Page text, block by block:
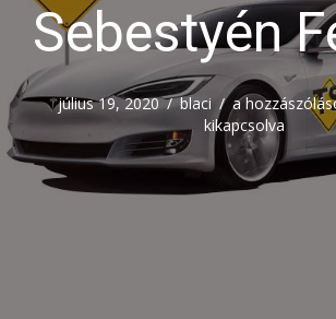
Sebestyén
július 19, 2020/blaci /Sebestyén
Ferenc
bejegyzéshez
a
kikapcsolva